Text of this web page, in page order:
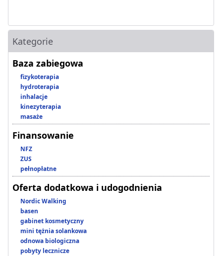
Kategorie
Baza zabiegowa
fizykoterapia
hydroterapia
inhalacje
kinezyterapia
masaże
Finansowanie
NFZ
ZUS
pełnopłatne
Oferta dodatkowa i udogodnienia
Nordic Walking
basen
gabinet kosmetyczny
mini tężnia solankowa
odnowa biologiczna
pobyty lecznicze